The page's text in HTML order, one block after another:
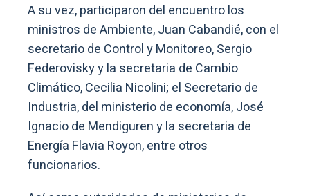
A su vez, participaron del encuentro los
ministros de Ambiente, Juan Cabandié, con el
secretario de Control y Monitoreo, Sergio
Federovisky y la secretaria de Cambio
Climático, Cecilia Nicolini; el Secretario de
Industria, del ministerio de economía, José
Ignacio de Mendiguren y la secretaria de
Energía Flavia Royon, entre otros
funcionarios.